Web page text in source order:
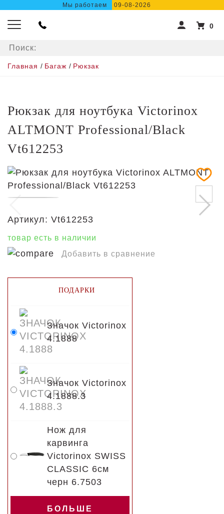
Мы работаем 09-08-2026
0
Главная / Багаж / Рюкзак
Рюкзак для ноутбука Victorinox
ALTMONT Professional/Black
Vt612253
Артикул: Vt612253
товар есть в наличии
Добавить в сравнение
ПОДАРКИ
Значок Victorinox
4.1888
Значок Victorinox
4.1888.3
Нож для
карвинга
Victorinox SWISS
CLASSIC 6см
черн 6.7503
БОЛЬШЕ